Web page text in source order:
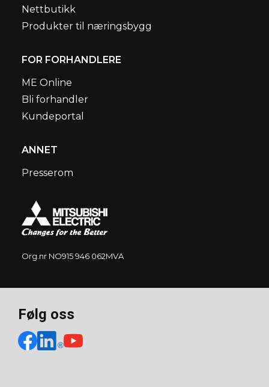
Org.nr NO915 946 062MVA
Nettbutikk
Produkter til næringsbygg
FOR FORHANDLERE
ME Online
Bli forhandler
Kundeportal
ANNET
Presserom
Følg oss